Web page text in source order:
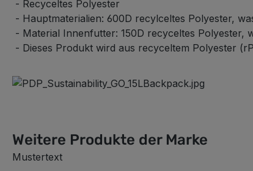
- Recyceltes Polyester
- Hauptmaterialien: 600D recylceltes Polyester,
- Material Innenfutter: 150D recyceltes Polyester,
- Dieses Produkt wird aus recyceltem Polyester
Weitere Produkte der Marke
Mustertext